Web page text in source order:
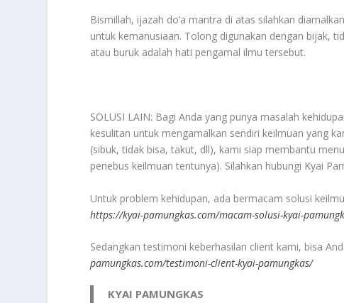
Bismillah, ijazah do’a mantra di atas silahkan
untuk kemanusiaan. Tolong digunakan dengan bijak,
atau buruk adalah hati pengamal ilmu tersebut.
SOLUSI LAIN: Bagi Anda yang punya masalah
kesulitan untuk mengamalkan sendiri keilmuan yang
(sibuk, tidak bisa, takut, dll), kami siap membantu
penebus keilmuan tentunya). Silahkan hubungi Kyai
Untuk problem kehidupan, ada bermacam solusi
https://kyai-pamungkas.com/macam-solusi-kyai-
Sedangkan testimoni keberhasilan client kami, bisa
pamungkas.com/testimoni-client-kyai-pamungkas/
KYAI PAMUNGKAS